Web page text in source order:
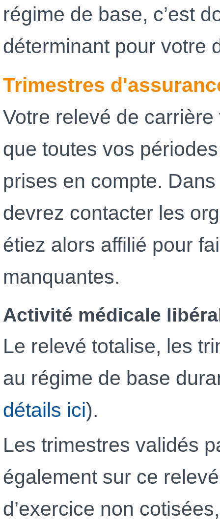
régime de base, c’est
déterminant pour votre
Trimestres
Votre relevé de
que toutes vos
prises en compte.
devrez contacter les
étiez alors affilié pour
manquantes.
Activité médicale
Le relevé totalise, les
au régime de base
détails ici).
Les trimestres validés
également sur ce
d’exercice non